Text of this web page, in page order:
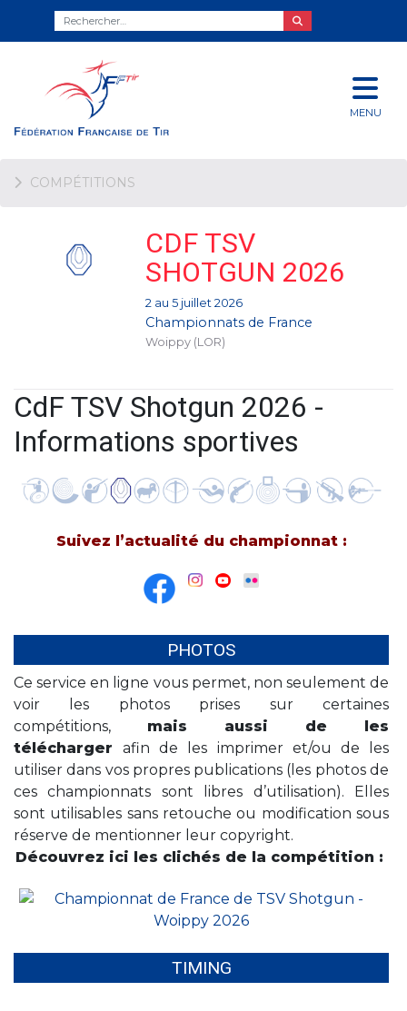
MENU
COMPÉTITIONS
CDF TSV
SHOTGUN 2026
2 au 5 juillet 2026
Championnats de France
Woippy (LOR)
CdF TSV Shotgun 2026 -
Informations sportives
Suivez l’actualité du championnat :
PHOTOS
Ce service en ligne vous permet, non seulement de
voir les photos prises sur certaines
compétitions, mais aussi de les
téléchargerafin de les imprimer et/ou de les
utiliser dans vos propres publications (les photos de
ces championnats sont libres d’utilisation). Elles
sont utilisables sans retouche ou modification sous
réserve de mentionner leur copyright.
Découvrez ici les clichés de la compétition :
TIMING